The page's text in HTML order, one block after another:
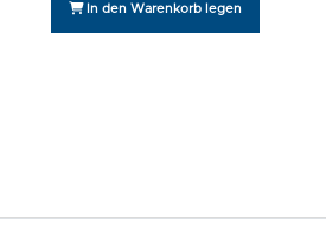
In den Warenkorb legen